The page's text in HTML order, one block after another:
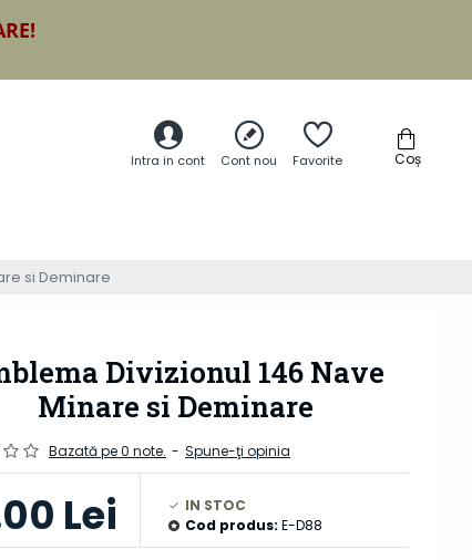
Intra in cont Cont nou Favorite Coș
si Deminare
Divizionul 146 Nave
Minare si Deminare
Bazată pe 0 note. - Spune-ţi opinia
Lei
IN STOC
Cod produs: E-D88